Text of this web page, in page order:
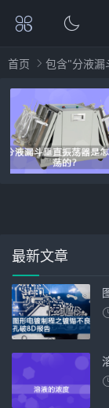
首页 包含"分液漏
最新文章